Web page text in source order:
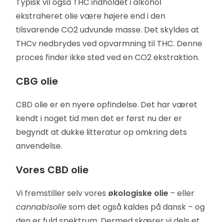
ekstraheret olie være højere end i den
tilsvarende CO2 udvunde masse. Det skyldes at
THCv nedbrydes ved opvarmning til THC. Denne
proces finder ikke sted ved en CO2 ekstraktion.
CBG olie
CBD olie er en nyere opfindelse. Det har været
kendt i noget tid men det er først nu der er
begyndt at dukke litteratur op omkring dets
anvendelse.
Vores CBD olie
Vi fremstiller selv vores økologiske olie – eller
cannabisoliesom det også kaldes på dansk – og